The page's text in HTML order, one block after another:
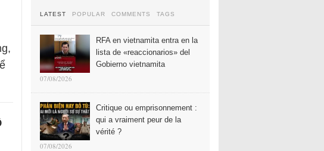
LATEST POPULAR COMMENTS TAGS
RFA en vietnamita entra en la
lista de «reaccionarios» del
Gobierno vietnamita
07/08/2026
Critique ou emprisonnement :
qui a vraiment peur de la
vérité ?
07/08/2026